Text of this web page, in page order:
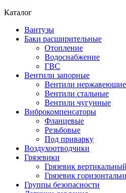
Каталог
Вантузы
Баки расширительные
Отопление
Водоснабжение
ГВС
Вентили запорные
Вентили нержавеющие
Вентили стальные
Вентили чугунные
Виброкомпенсаторы
Фланцевые
Резьбовые
Под приварку
Воздухоотводчики
Грязевики
Грязевик вертикальный
Грязевик
Группы безопасности